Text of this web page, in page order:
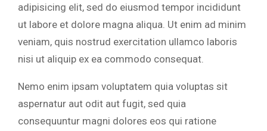
adipisicing elit, sed do eiusmod tempor incididunt
ut labore et dolore magna aliqua. Ut enim ad minim
veniam, quis nostrud exercitation ullamco laboris
nisi ut aliquip ex ea commodo consequat.
Nemo enim ipsam voluptatem quia voluptas sit
aspernatur aut odit aut fugit, sed quia
consequuntur magni dolores eos qui ratione